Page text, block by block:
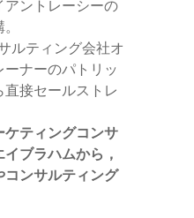
ントレーシーの
ルティング会社オ
ナーのパトリッ
接セールストレ
ティングコンサ
ブラハムから，
ンサルティング